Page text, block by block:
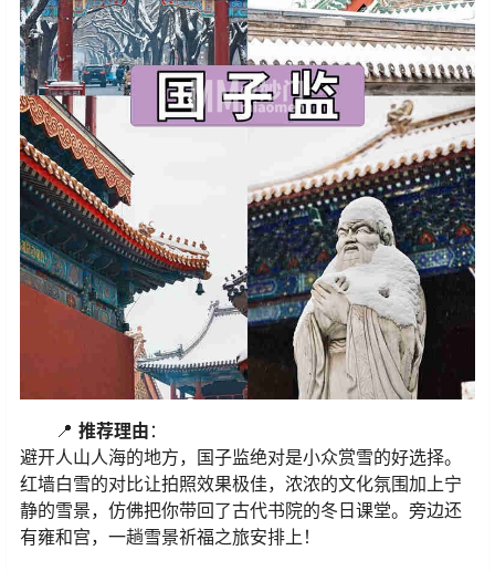
📍 推荐理由 ：
避开人山人海的地方，国子监绝对是小众赏雪的好选择。
红墙白雪的对比让拍照效果极佳，浓浓的文化氛围加上宁
静的雪景，仿佛把你带回了古代书院的冬日课堂。旁边还
有雍和宫，一趟雪景祈福之旅安排上！